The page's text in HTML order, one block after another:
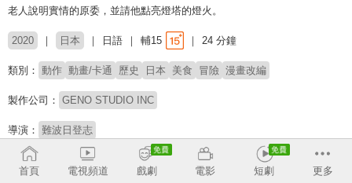
老人說明實情的原委，並請他點亮燈塔的燈火。
2020 日本 日語 輔15 24 分鐘
類別： 動作 動畫/卡通 歷史 日本 美食 冒險 漫畫改編
製作公司： GENO STUDIO INC
導演： 難波日登志
配音： 小林親弘 白石晴香 伊藤健太郎 大塚芳忠 津田健次郎
杉田智和 中田譲治 大塚明夫 菅生隆之 乃村健次
首頁 電視頻道 戲劇 電影 短劇 更多